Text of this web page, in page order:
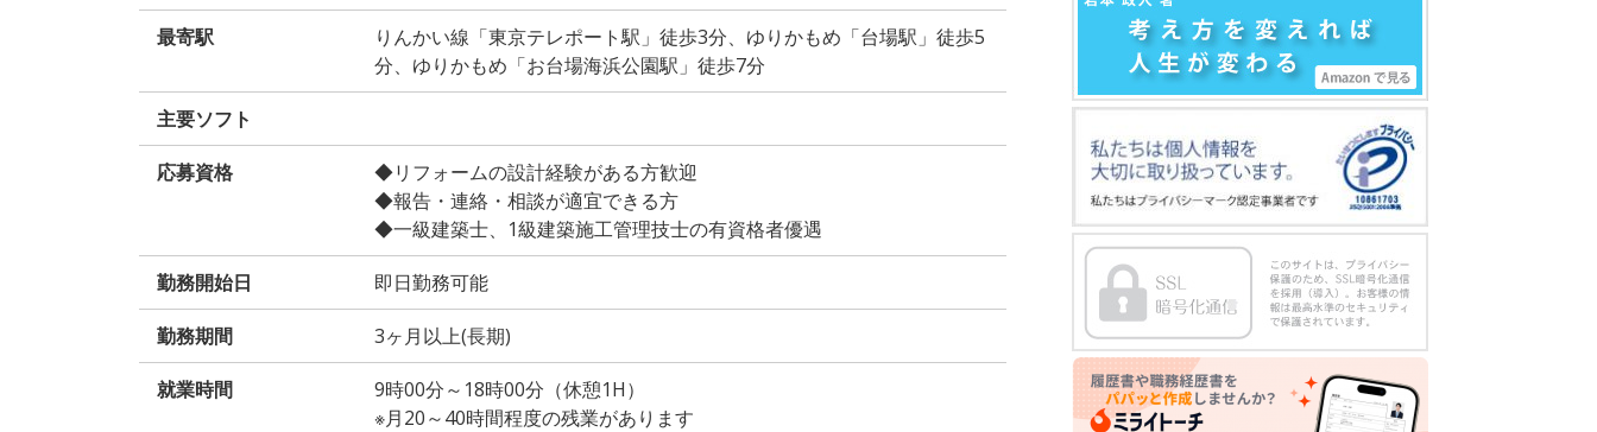
最寄駅
りんかい線「東京テレポート駅」徒歩3分、ゆりかもめ「台場駅」徒歩5
分、ゆりかもめ「お台場海浜公園駅」徒歩7分
主要ソフト
応募資格
◆リフォームの設計経験がある方歓迎
◆報告・連絡・相談が適宜できる方
◆一級建築士、1級建築施工管理技士の有資格者優遇
勤務開始日 即日勤務可能
勤務期間 3ヶ月以上(長期)
就業時間
9時00分～18時00分（休憩1H）
※月20～40時間程度の残業があります